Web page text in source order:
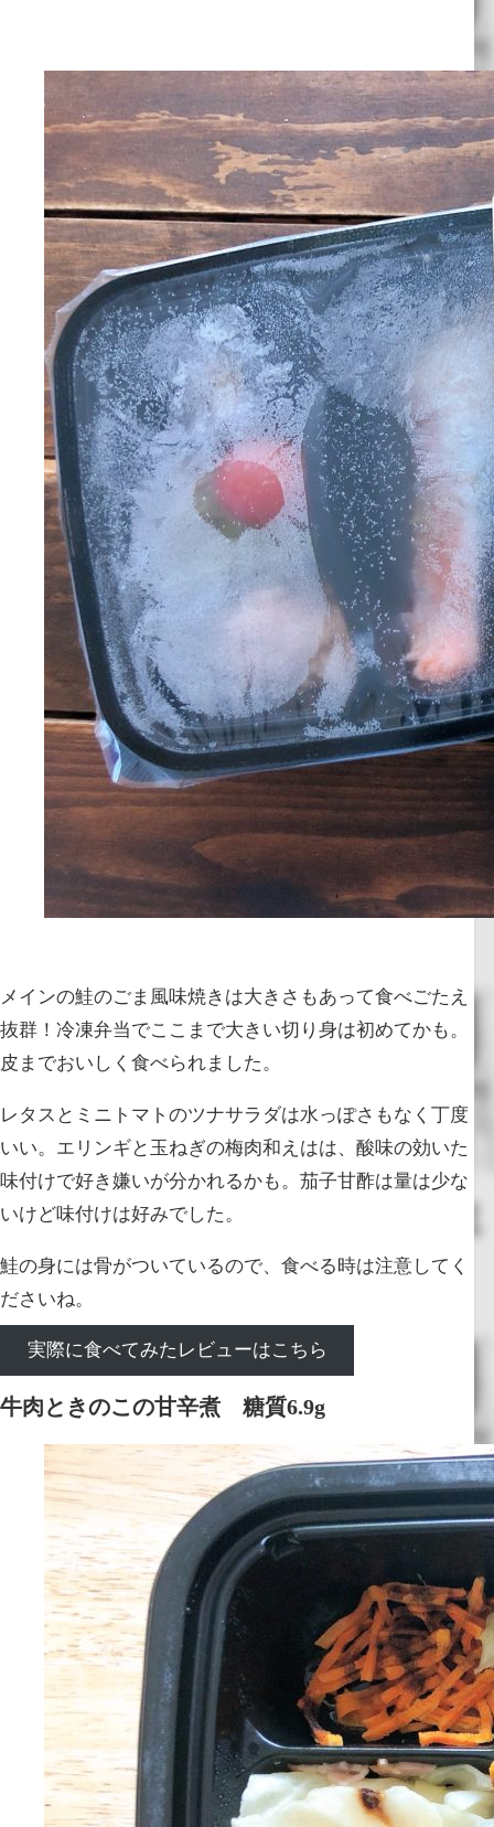
メインの鮭のごま風味焼きは大きさもあって食べごたえ
抜群！冷凍弁当でここまで大きい切り身は初めてかも。
皮までおいしく食べられました。
レタスとミニトマトのツナサラダは水っぽさもなく丁度
いい。エリンギと玉ねぎの梅肉和えはは、酸味の効いた
味付けで好き嫌いが分かれるかも。茄子甘酢は量は少な
いけど味付けは好みでした。
鮭の身には骨がついているので、食べる時は注意してく
ださいね。
実際に食べてみたレビューはこちら
牛肉ときのこの甘辛煮 糖質6.9g